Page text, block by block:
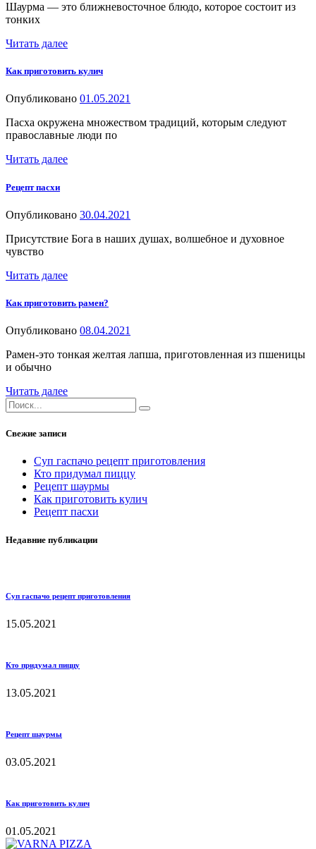
Шаурма — это ближневосточное блюдо, которое состоит из
тонких
Читать далее
Как приготовить кулич
Опубликовано 01.05.2021
Пасха окружена множеством традиций, которым следуют
православные люди по
Читать далее
Рецепт пасхи
Опубликовано 30.04.2021
Присутствие Бога в наших душах, волшебное и духовное
чувство
Читать далее
Как приготовить рамен?
Опубликовано 08.04.2021
Рамен-это тонкая желтая лапша, приготовленная из пшеницы
и обычно
Читать далее
Свежие записи
Суп гаспачо рецепт приготовления
Кто придумал пиццу
Рецепт шаурмы
Как приготовить кулич
Рецепт пасхи
Недавние публикации
Суп гаспачо рецепт приготовления
15.05.2021
Кто придумал пиццу
13.05.2021
Рецепт шаурмы
03.05.2021
Как приготовить кулич
01.05.2021